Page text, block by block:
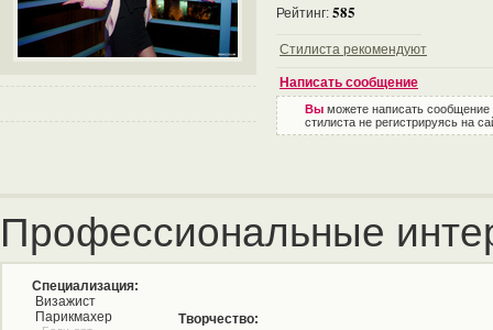
Рейтинг: 585
Стилиста рекомендуют
Написать сообщение
Вы можете написать сообщение
стилиста не регистрируясь на
Профессиональные
Специализация:
Визажист
Парикмахер
Творчество: